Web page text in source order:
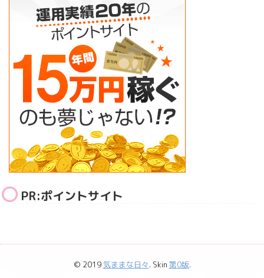
PR:ポイントサイト
© 2019 気ままな日々. Skin 第0版.